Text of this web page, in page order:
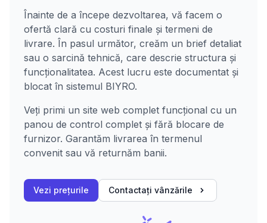
Înainte de a începe dezvoltarea, vă facem o
ofertă clară cu costuri finale și termeni de
livrare. În pasul următor, creăm un brief detaliat
sau o sarcină tehnică, care descrie structura și
funcționalitatea. Acest lucru este documentat și
blocat în sistemul BIYRO.
Veți primi un site web complet funcțional cu un
panou de control complet și fără blocare de
furnizor. Garantăm livrarea în termenul
convenit sau vă returnăm banii.
Vezi prețurile Contactați vânzările